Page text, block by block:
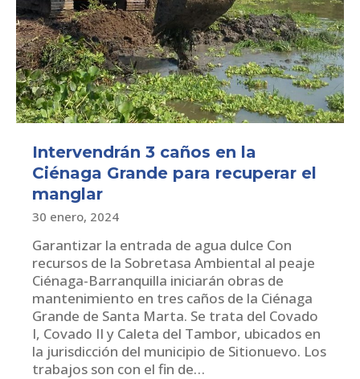
Intervendrán 3 caños en la
Ciénaga Grande para recuperar el
manglar
30 enero, 2024
Garantizar la entrada de agua dulce Con
recursos de la Sobretasa Ambiental al peaje
Ciénaga-Barranquilla iniciarán obras de
mantenimiento en tres caños de la Ciénaga
Grande de Santa Marta. Se trata del Covado
I, Covado II y Caleta del Tambor, ubicados en
la jurisdicción del municipio de Sitionuevo. Los
trabajos son con el fin de…